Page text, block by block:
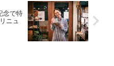
念で特
ニュ